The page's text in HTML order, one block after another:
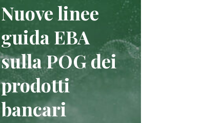
Nuove linee
guida EBA
sulla POG dei
prodotti
bancari